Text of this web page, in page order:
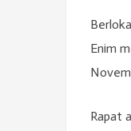
Enim
Rapat